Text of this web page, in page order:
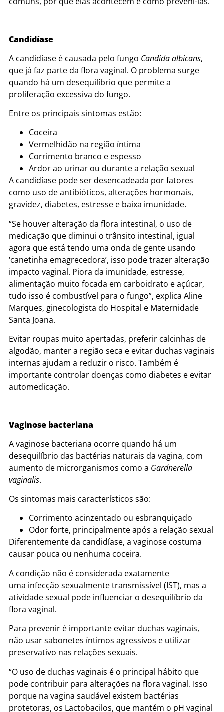
Candidíase
A candidíase é causada pelo fungo Candida albicans,
que já faz parte da flora vaginal. O problema surge
quando há um desequilíbrio que permite a
proliferação excessiva do fungo.
Entre os principais sintomas estão:
Coceira
Vermelhidão na região íntima
Corrimento branco e espesso
Ardor ao urinar ou durante a relação sexual
A candidíase pode ser desencadeada por fatores
como uso de antibióticos, alterações hormonais,
gravidez, diabetes, estresse e baixa imunidade.
“Se houver alteração da flora intestinal, o uso de
medicação que diminui o trânsito intestinal, igual
agora que está tendo uma onda de gente usando
‘canetinha emagrecedora’, isso pode trazer alteração
impacto vaginal. Piora da imunidade, estresse,
alimentação muito focada em carboidrato e açúcar,
tudo isso é combustível para o fungo”, explica Aline
Marques, ginecologista do Hospital e Maternidade
Santa Joana.
Evitar roupas muito apertadas, preferir calcinhas de
algodão, manter a região seca e evitar duchas vaginais
internas ajudam a reduzir o risco. Também é
importante controlar doenças como diabetes e evitar
automedicação.
Vaginose bacteriana
A vaginose bacteriana ocorre quando há um
desequilíbrio das bactérias naturais da vagina, com
aumento de microrganismos como a Gardnerella
vaginalis.
Os sintomas mais característicos são:
Corrimento acinzentado ou esbranquiçado
Odor forte, principalmente após a relação sexual
Diferentemente da candidíase, a vaginose costuma
causar pouca ou nenhuma coceira.
A condição não é considerada exatamente
uma infecção sexualmente transmissível (IST), mas a
atividade sexual pode influenciar o desequilíbrio da
flora vaginal.
Para prevenir é importante evitar duchas vaginais,
não usar sabonetes íntimos agressivos e utilizar
preservativo nas relações sexuais.
“O uso de duchas vaginais é o principal hábito que
pode contribuir para alterações na flora vaginal. Isso
porque na vagina saudável existem bactérias
protetoras, os Lactobacilos, que mantém o pH vaginal